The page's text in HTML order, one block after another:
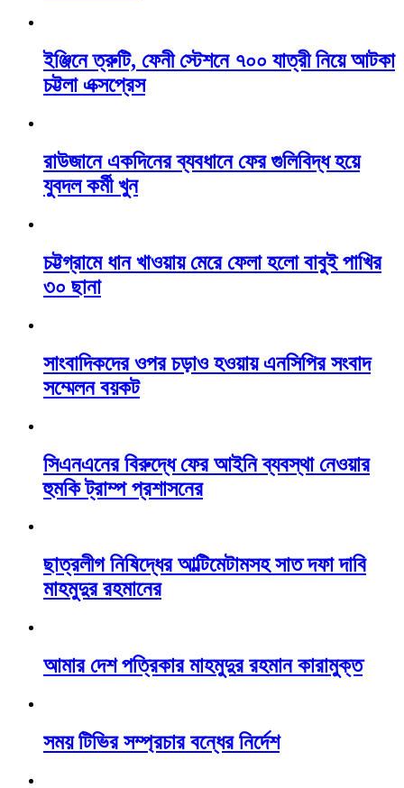
ইঞ্জিনে ত্রুটি, ফেনী স্টেশনে ৭০০ যাত্রী নিয়ে আটকা
চট্টলা এক্সপ্রেস
রাউজানে একদিনের ব্যবধানে ফের গুলিবিদ্ধ হয়ে
যুবদল কর্মী খুন
চট্টগ্রামে ধান খাওয়ায় মেরে ফেলা হলো বাবুই পাখির
৩০ ছানা
সাংবাদিকদের ওপর চড়াও হওয়ায় এনসিপির সংবাদ
সম্মেলন বয়কট
সিএনএনের বিরুদ্ধে ফের আইনি ব্যবস্থা নেওয়ার
হুমকি ট্রাম্প প্রশাসনের
ছাত্রলীগ নিষিদ্ধের আল্টিমেটামসহ সাত দফা দাবি
মাহমুদুর রহমানের
আমার দেশ পত্রিকার মাহমুদুর রহমান কারামুক্ত
সময় টিভির সম্প্রচার বন্ধের নির্দেশ